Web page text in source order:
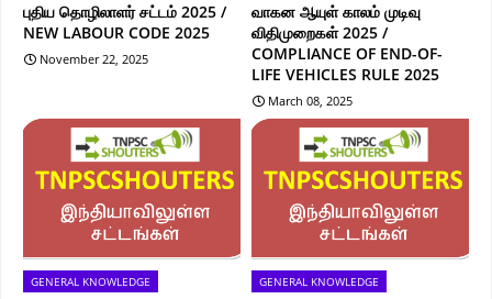
புதிய தொழிலாளர் சட்டம் 2025 /
NEW LABOUR CODE 2025
November 22, 2025
வாகன ஆயுள் காலம் முடிவு
விதிமுறைகள் 2025 /
COMPLIANCE OF END-OF-
LIFE VEHICLES RULE 2025
March 08, 2025
GENERAL KNOWLEDGE GENERAL KNOWLEDGE